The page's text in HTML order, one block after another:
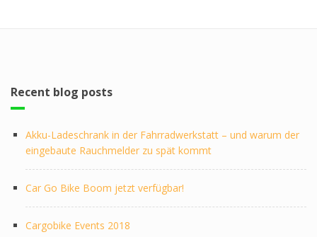
Recent blog posts
Akku-Ladeschrank in der Fahrradwerkstatt – und warum der
eingebaute Rauchmelder zu spät kommt
Car Go Bike Boom jetzt verfügbar!
Cargobike Events 2018